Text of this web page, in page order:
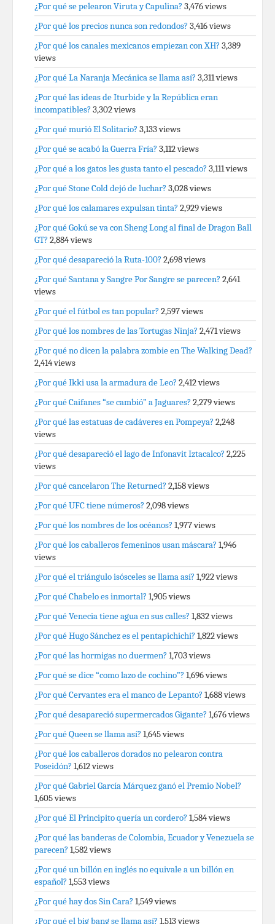
¿Por qué se pelearon Viruta y Capulina? 3,476 views
¿Por qué los precios nunca son redondos? 3,416 views
¿Por qué los canales mexicanos empiezan con XH? 3,389
views
¿Por qué La Naranja Mecánica se llama así? 3,311 views
¿Por qué las ideas de Iturbide y la República eran
incompatibles? 3,302 views
¿Por qué murió El Solitario? 3,133 views
¿Por qué se acabó la Guerra Fría? 3,112 views
¿Por qué a los gatos les gusta tanto el pescado? 3,111 views
¿Por qué Stone Cold dejó de luchar? 3,028 views
¿Por qué los calamares expulsan tinta? 2,929 views
¿Por qué Gokú se va con Sheng Long al final de Dragon Ball
GT? 2,884 views
¿Por qué desapareció la Ruta-100? 2,698 views
¿Por qué Santana y Sangre Por Sangre se parecen? 2,641
views
¿Por qué el fútbol es tan popular? 2,597 views
¿Por qué los nombres de las Tortugas Ninja? 2,471 views
¿Por qué no dicen la palabra zombie en The Walking Dead?
2,414 views
¿Por qué Ikki usa la armadura de Leo? 2,412 views
¿Por qué Caifanes “se cambió” a Jaguares? 2,279 views
¿Por qué las estatuas de cadáveres en Pompeya? 2,248
views
¿Por qué desapareció el lago de Infonavit Iztacalco? 2,225
views
¿Por qué cancelaron The Returned? 2,158 views
¿Por qué UFC tiene números? 2,098 views
¿Por qué los nombres de los océanos? 1,977 views
¿Por qué los caballeros femeninos usan máscara? 1,946
views
¿Por qué el triángulo isósceles se llama así? 1,922 views
¿Por qué Chabelo es inmortal? 1,905 views
¿Por qué Venecia tiene agua en sus calles? 1,832 views
¿Por qué Hugo Sánchez es el pentapichichi? 1,822 views
¿Por qué las hormigas no duermen? 1,703 views
¿Por qué se dice “como lazo de cochino”? 1,696 views
¿Por qué Cervantes era el manco de Lepanto? 1,688 views
¿Por qué desapareció supermercados Gigante? 1,676 views
¿Por qué Queen se llama así? 1,645 views
¿Por qué los caballeros dorados no pelearon contra
Poseidón? 1,612 views
¿Por qué Gabriel García Márquez ganó el Premio Nobel?
1,605 views
¿Por qué El Principito quería un cordero? 1,584 views
¿Por qué las banderas de Colombia, Ecuador y Venezuela se
parecen? 1,582 views
¿Por qué un billón en inglés no equivale a un billón en
español? 1,553 views
¿Por qué hay dos Sin Cara? 1,549 views
¿Por qué el big bang se llama así? 1,513 views